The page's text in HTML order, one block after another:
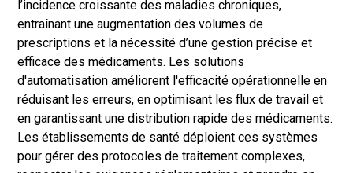
l’incidence croissante des maladies chroniques,
entraînant une augmentation des volumes de
prescriptions et la nécessité d’une gestion précise et
efficace des médicaments. Les solutions
d'automatisation améliorent l'efficacité opérationnelle en
réduisant les erreurs, en optimisant les flux de travail et
en garantissant une distribution rapide des médicaments.
Les établissements de santé déploient ces systèmes
pour gérer des protocoles de traitement complexes,